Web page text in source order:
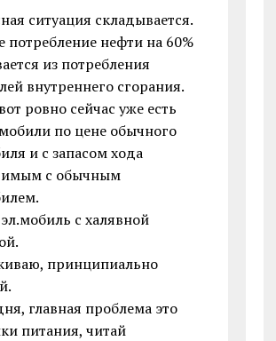
ситуация складывается.
потребление нефти на 60%
из потребления
внутреннего сгорания.
ровно сейчас уже есть
по цене обычного
и с запасом хода
с обычным
с халявной
принципиально
главная проблема это
питания, читай